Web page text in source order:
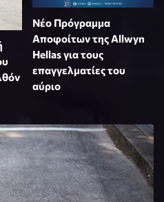
Νέο Πρόγραμμα
Αποφοίτων της Allwyn
Hellas για τους
επαγγελματίες του
αύριο